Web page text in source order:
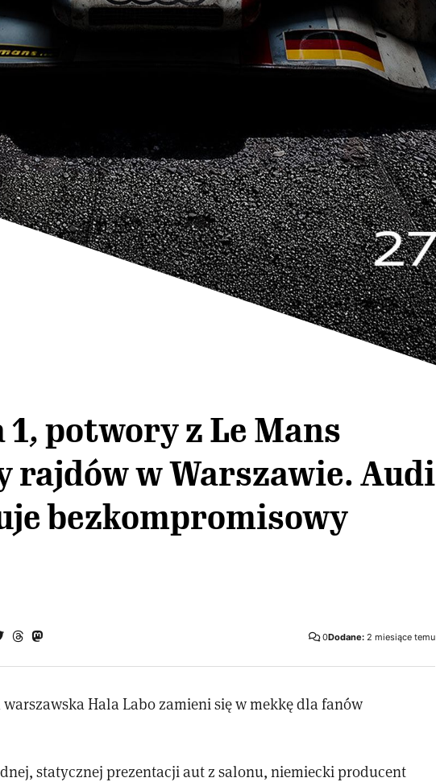
1, potwory z Le Mans
rajdów w Warszawie. Audi
bezkompromisowy
0Dodane: 2 miesiące temu
Hala Labo zamieni się w mekkę dla fanów
statycznej prezentacji aut z salonu, niemiecki producent